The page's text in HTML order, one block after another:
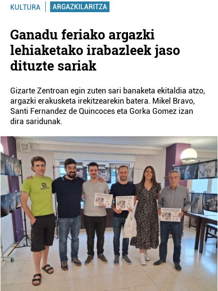
KULTURA ARGAZKILARITZA
Ganadu feriako argazki
lehiaketako irabazleek jaso
dituzte sariak
Gizarte Zentroan egin zuten sari banaketa ekitaldia atzo,
argazki erakusketa irekitzearekin batera. Mikel Bravo,
Santi Fernandez de Quincoces eta Gorka Gomez izan
dira saridunak.